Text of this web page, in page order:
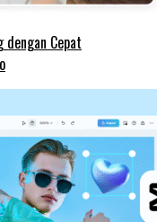
dengan Cepat